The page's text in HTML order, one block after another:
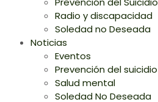
Radio y discapacidad
Soledad no Deseada
Noticias
Eventos
Prevención del suicidio
Salud mental
Soledad No Deseada